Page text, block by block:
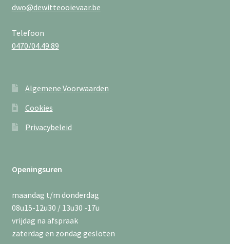
dwo@dewitteooievaar.be
Telefoon
0470/04.49.89
Algemene Voorwaarden
Cookies
Privacybeleid
Openingsuren
maandag t/m donderdag
08u15-12u30 / 13u30 -17u
vrijdag na afspraak
zaterdag en zondag gesloten